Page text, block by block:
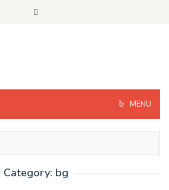
MENU
Category: bg